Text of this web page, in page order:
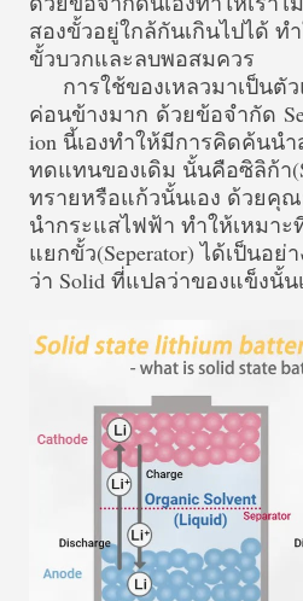
สองขั้วอยู่ใกล้กันเกินไปได้ ท
ขั้วบวกและลบพอสมควร
การใช้ของเหลวมาเป็นตั
ค่อนข้างมาก ด้วยข้อจำกัด
ion นี้เองทำให้มีการคิดค้นน
ทดแทนของเดิม นั้นคือซิลิก้า
ทรายหรือแก้วนั้นเอง ด้วยคุ
นำกระแสไฟฟ้า ทำให้เหมาะ
แยกขั้ว(Seperator) ได้เป็นอ
ว่า Solid ที่แปลว่าของแข็งนั้น